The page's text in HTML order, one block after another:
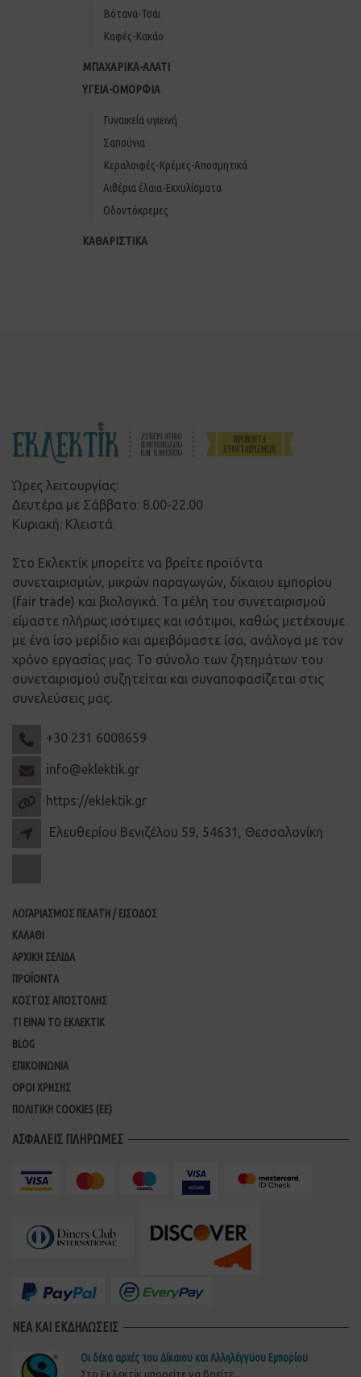
Βότανα-Τσάι
Καφές-Κακάο
ΜΠΑΧΑΡΙΚΑ-ΑΛΑΤΙ
ΥΓΕΙΑ-ΟΜΟΡΦΙΑ
Γυναικεία υγιεινή
Σαπούνια
Κεραλοιφές-Κρέμες-Αποσμητικά
Αιθέρια έλαια-Εκχυλίσματα
Οδοντόκρεμες
ΚΑΘΑΡΙΣΤΙΚΑ
Ώρες λειτουργίας:
Δευτέρα με Σάββατο: 8.00-22.00
Κυριακή: Κλειστά
Στο Εκλεκτίκ μπορείτε να βρείτε προϊόντα
συνεταιρισμών, μικρών παραγωγών, δίκαιου εμπορίου
(fair trade) και βιολογικά. Τα μέλη του συνεταιρισμού
είμαστε πλήρως ισότιμες και ισότιμοι, καθώς μετέχουμε
με ένα ίσο μερίδιο και αμειβόμαστε ίσα, ανάλογα με τον
χρόνο εργασίας μας. Το σύνολο των ζητημάτων του
συνεταιρισμού συζητείται και συναποφασίζεται στις
συνελεύσεις μας.
+30 231 6008659
info@eklektik.gr
https://eklektik.gr
Ελευθερίου Βενιζέλου 59, 54631, Θεσσαλονίκη
ΛΟΓΑΡΙΑΣΜΟΣ ΠΕΛΑΤΗ / ΕΙΣΟΔΟΣ
ΚΑΛΑΘΙ
ΑΡΧΙΚΗ ΣΕΛΙΔΑ
ΠΡΟΪΟΝΤΑ
ΚΟΣΤΟΣ ΑΠΟΣΤΟΛΗΣ
ΤΙ ΕΙΝΑΙ ΤΟ ΕΚΛΕΚΤΙΚ
BLOG
ΕΠΙΚΟΙΝΩΝΙΑ
ΟΡΟΙ ΧΡΗΣΗΣ
ΠΟΛΙΤΙΚΗ COOKIES (ΕΕ)
ΑΣΦΑΛΕΙΣ ΠΛΗΡΩΜΕΣ
ΝΕΑ ΚΑΙ ΕΚΔΗΛΩΣΕΙΣ
Οι δέκα αρχές του Δίκαιου και Αλληλέγγυου Εμπορίου
Στο Εκλεκτίκ μπορείτε να βρείτε...